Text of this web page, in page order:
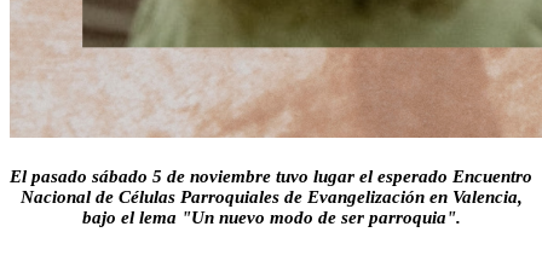
El pasado sábado 5 de noviembre tuvo lugar el esperado Encuentro
Nacional de Células Parroquiales de Evangelización en Valencia,
bajo el lema "Un nuevo modo de ser parroquia".